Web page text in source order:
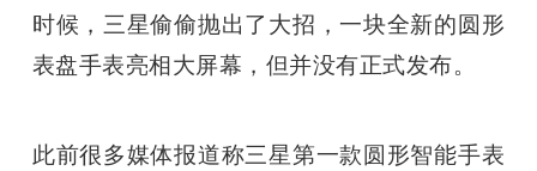
时候，三星偷偷抛出了大招，一块全新的圆形
表盘手表亮相大屏幕，但并没有正式发布。
此前很多媒体报道称三星第一款圆形智能手表